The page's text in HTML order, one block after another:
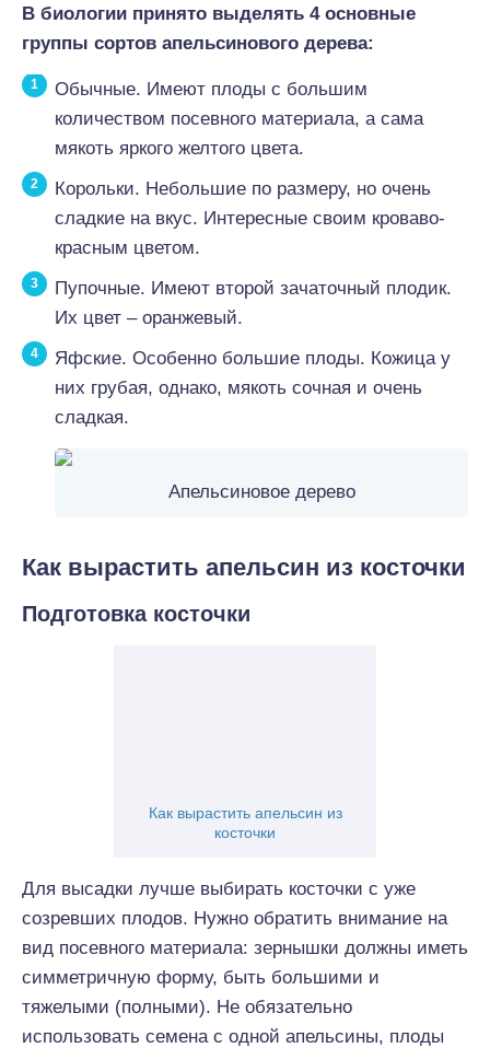
В биологии принято выделять 4 основные
группы сортов апельсинового дерева:
Обычные. Имеют плоды с большим
количеством посевного материала, а сама
мякоть яркого желтого цвета.
Корольки. Небольшие по размеру, но очень
сладкие на вкус. Интересные своим кроваво-
красным цветом.
Пупочные. Имеют второй зачаточный плодик.
Их цвет – оранжевый.
Яфские. Особенно большие плоды. Кожица у
них грубая, однако, мякоть сочная и очень
сладкая.
Апельсиновое дерево
Как вырастить апельсин из косточки
Подготовка косточки
Как вырастить апельсин из
косточки
Для высадки лучше выбирать косточки с уже
созревших плодов. Нужно обратить внимание на
вид посевного материала: зернышки должны иметь
симметричную форму, быть большими и
тяжелыми (полными). Не обязательно
использовать семена с одной апельсины, плоды